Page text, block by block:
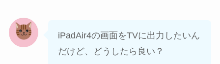
iPadAir4の画面をTVに出力したいん
だけど、どうしたら良い？